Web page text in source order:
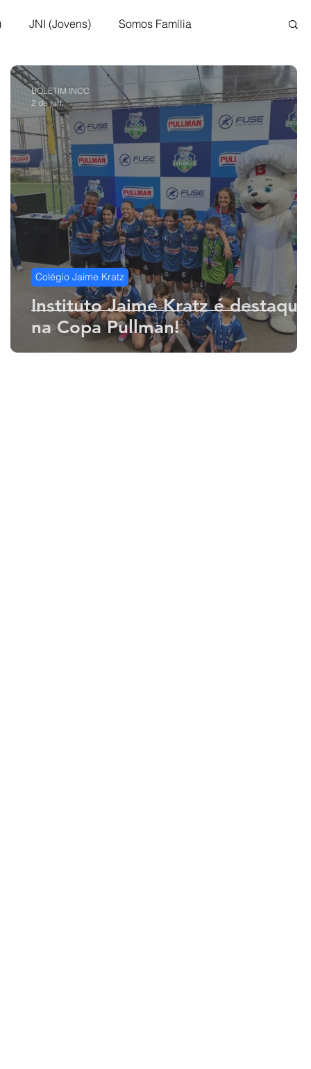
JNI (Jovens) Somos Família
Colégio Jaime Kratz
Deus Teatro INCC Artesanato INCC
Instituto Jaime Kratz é destaque
na Copa Pullman!
Colégio Jaime Kratz
BOLETIM INCC
2 de jun.